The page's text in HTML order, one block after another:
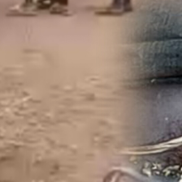
avec GESPROS pour